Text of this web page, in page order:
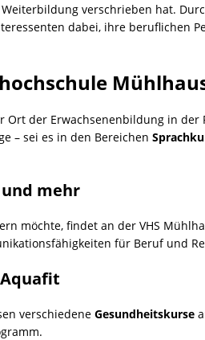
verschrieben hat.
dabei, ihre beruflichen
der Erwachsenenbildung in der
– sei es in den Bereichen
und mehr
möchte, findet an der VHS
für Beruf und
verschiedene Gesundheitskurse